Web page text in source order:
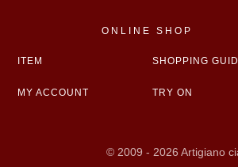
ONLINE SHOP
ITEM SHOPPING
MY ACCOUNT TRY ON
© 2009 - 2026 Artigiano